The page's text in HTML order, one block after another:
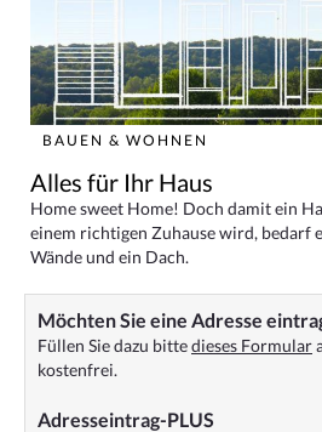
BAUEN & WOHNEN
Alles für Ihr Haus
Home sweet Home! Doch damit ein
einem richtigen Zuhause wird, bedarf
Wände und ein Dach.
Möchten Sie eine Adresse
Füllen Sie dazu bittedieses Formular
kostenfrei.
Adresseintrag-PLUS